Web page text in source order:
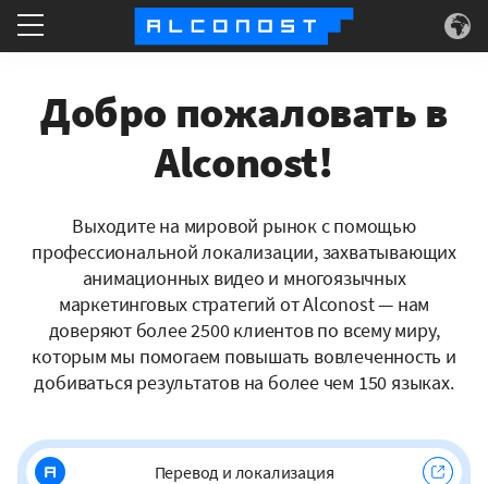
О нас
Добро пожаловать в
Alconost!
Выходите на мировой рынок с помощью
профессиональной локализации, захватывающих
анимационных видео и многоязычных
маркетинговых стратегий от Alconost — нам
доверяют более 2500 клиентов по всему миру,
которым мы помогаем повышать вовлеченность и
добиваться результатов на более чем 150 языках.
Перевод и локализация